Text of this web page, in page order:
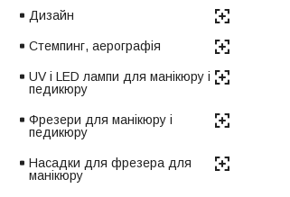
Дизайн
Стемпинг, аерографія
UV і LED лампи для манікюру і
педикюру
Фрезери для манікюру і
педикюру
Насадки для фрезера для
манікюру